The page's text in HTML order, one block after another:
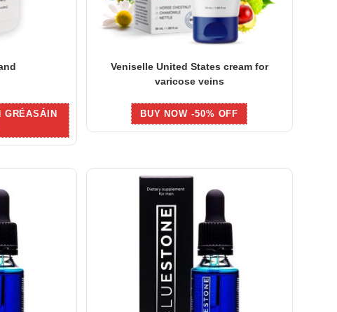
GRÉASÁIN
Veniselle United States cream for
varicose veins
BUY NOW -50% OFF